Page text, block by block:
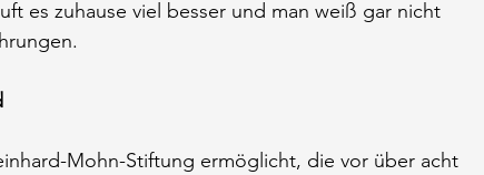
es zuhause viel besser und man weiß gar nicht
Mohn-Stiftung ermöglicht, die vor über acht